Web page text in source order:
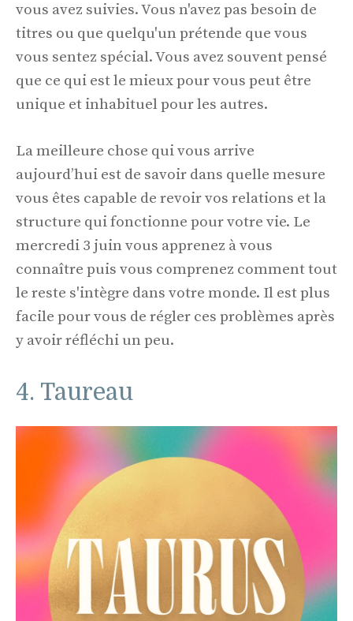
vous avez suivies. Vous n'avez pas besoin de
titres ou que quelqu'un prétende que vous
vous sentez spécial. Vous avez souvent pensé
que ce qui est le mieux pour vous peut être
unique et inhabituel pour les autres.
La meilleure chose qui vous arrive
aujourd’hui est de savoir dans quelle mesure
vous êtes capable de revoir vos relations et la
structure qui fonctionne pour votre vie. Le
mercredi 3 juin vous apprenez à vous
connaître puis vous comprenez comment tout
le reste s'intègre dans votre monde. Il est plus
facile pour vous de régler ces problèmes après
y avoir réfléchi un peu.
4. Taureau